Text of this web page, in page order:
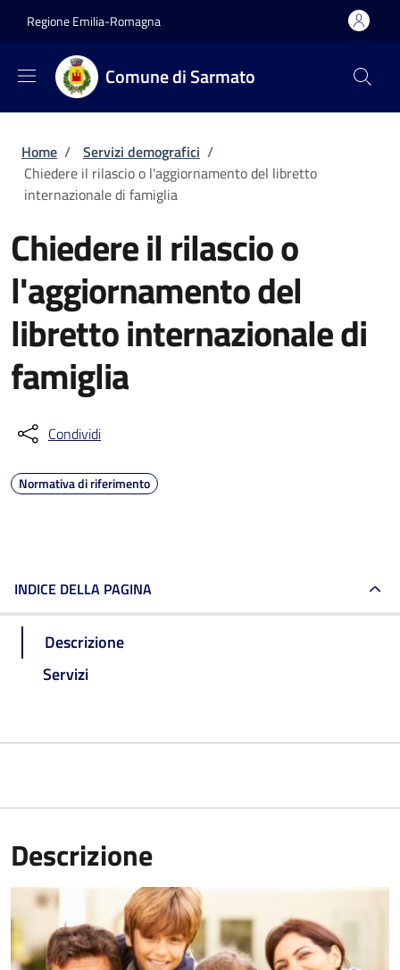
Regione Emilia-Romagna
Comune di Sarmato
Briciole di pane
Home / Servizi demografici /
Chiedere il rilascio o l'aggiornamento del libretto
internazionale di famiglia
Chiedere il rilascio o
l'aggiornamento del
libretto internazionale di
famiglia
Condividi
Normativa di riferimento
INDICE DELLA PAGINA
Descrizione
Servizi
Descrizione